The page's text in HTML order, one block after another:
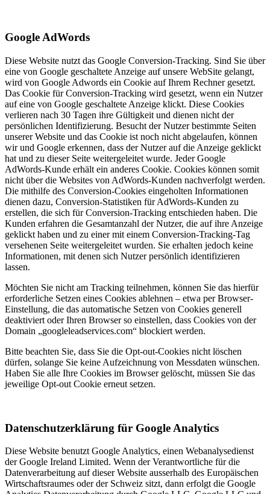
Google AdWords
Diese Website nutzt das Google Conversion-Tracking. Sind Sie über
eine von Google geschaltete Anzeige auf unsere WebSite gelangt,
wird von Google Adwords ein Cookie auf Ihrem Rechner gesetzt.
Das Cookie für Conversion-Tracking wird gesetzt, wenn ein Nutzer
auf eine von Google geschaltete Anzeige klickt. Diese Cookies
verlieren nach 30 Tagen ihre Gültigkeit und dienen nicht der
persönlichen Identifizierung. Besucht der Nutzer bestimmte Seiten
unserer Website und das Cookie ist noch nicht abgelaufen, können
wir und Google erkennen, dass der Nutzer auf die Anzeige geklickt
hat und zu dieser Seite weitergeleitet wurde. Jeder Google
AdWords-Kunde erhält ein anderes Cookie. Cookies können somit
nicht über die Websites von AdWords-Kunden nachverfolgt werden.
Die mithilfe des Conversion-Cookies eingeholten Informationen
dienen dazu, Conversion-Statistiken für AdWords-Kunden zu
erstellen, die sich für Conversion-Tracking entschieden haben. Die
Kunden erfahren die Gesamtanzahl der Nutzer, die auf ihre Anzeige
geklickt haben und zu einer mit einem Conversion-Tracking-Tag
versehenen Seite weitergeleitet wurden. Sie erhalten jedoch keine
Informationen, mit denen sich Nutzer persönlich identifizieren
lassen.
Möchten Sie nicht am Tracking teilnehmen, können Sie das hierfür
erforderliche Setzen eines Cookies ablehnen – etwa per Browser-
Einstellung, die das automatische Setzen von Cookies generell
deaktiviert oder Ihren Browser so einstellen, dass Cookies von der
Domain „googleleadservices.com“ blockiert werden.
Bitte beachten Sie, dass Sie die Opt-out-Cookies nicht löschen
dürfen, solange Sie keine Aufzeichnung von Messdaten wünschen.
Haben Sie alle Ihre Cookies im Browser gelöscht, müssen Sie das
jeweilige Opt-out Cookie erneut setzen.
Datenschutzerklärung für Google Analytics
Diese Website benutzt Google Analytics, einen Webanalysedienst
der Google Ireland Limited. Wenn der Verantwortliche für die
Datenverarbeitung auf dieser Website ausserhalb des Europäischen
Wirtschaftsraumes oder der Schweiz sitzt, dann erfolgt die Google